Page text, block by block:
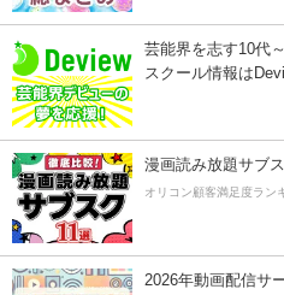
芸能界を志す10代
スクール情報は
漫画読み放題サブ
オリコン顧客満足度ラン
2026年動画配信サ